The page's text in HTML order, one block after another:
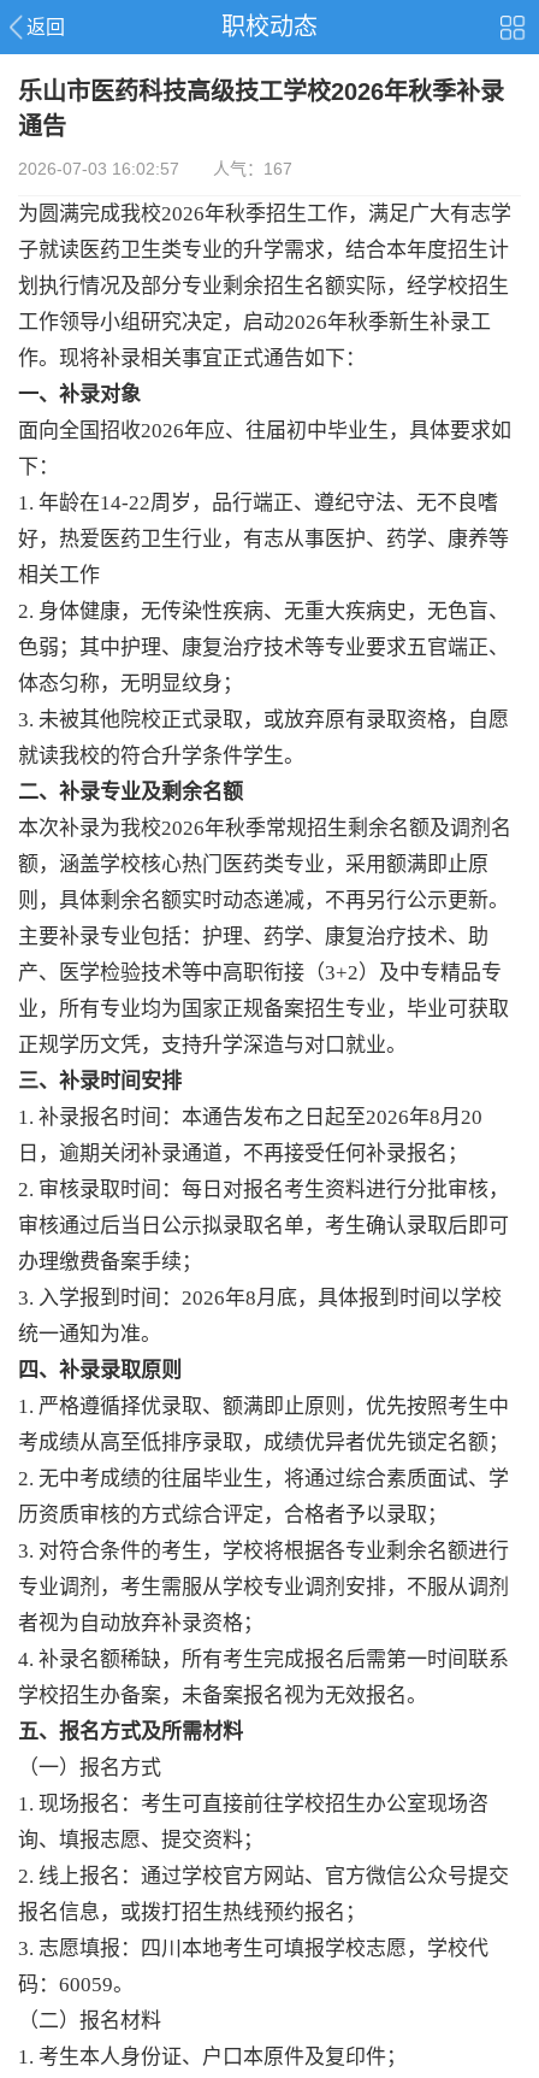
返回 职校动态
乐山市医药科技高级技工学校2026年秋季补录
通告
2026-07-03 16:02:57 人气：167
为圆满完成我校2026年秋季招生工作，满足广大有志学
子就读医药卫生类专业的升学需求，结合本年度招生计
划执行情况及部分专业剩余招生名额实际，经学校招生
工作领导小组研究决定，启动2026年秋季新生补录工
作。现将补录相关事宜正式通告如下：
一、补录对象
面向全国招收2026年应、往届初中毕业生，具体要求如
下：
1. 年龄在14-22周岁，品行端正、遵纪守法、无不良嗜
好，热爱医药卫生行业，有志从事医护、药学、康养等
相关工作
2. 身体健康，无传染性疾病、无重大疾病史，无色盲、
色弱；其中护理、康复治疗技术等专业要求五官端正、
体态匀称，无明显纹身；
3. 未被其他院校正式录取，或放弃原有录取资格，自愿
就读我校的符合升学条件学生。
二、补录专业及剩余名额
本次补录为我校2026年秋季常规招生剩余名额及调剂名
额，涵盖学校核心热门医药类专业，采用额满即止原
则，具体剩余名额实时动态递减，不再另行公示更新。
主要补录专业包括：护理、药学、康复治疗技术、助
产、医学检验技术等中高职衔接（3+2）及中专精品专
业，所有专业均为国家正规备案招生专业，毕业可获取
正规学历文凭，支持升学深造与对口就业。
三、补录时间安排
1. 补录报名时间：本通告发布之日起至2026年8月20
日，逾期关闭补录通道，不再接受任何补录报名；
2. 审核录取时间：每日对报名考生资料进行分批审核，
审核通过后当日公示拟录取名单，考生确认录取后即可
办理缴费备案手续；
3. 入学报到时间：2026年8月底，具体报到时间以学校
统一通知为准。
四、补录录取原则
1. 严格遵循择优录取、额满即止原则，优先按照考生中
考成绩从高至低排序录取，成绩优异者优先锁定名额；
2. 无中考成绩的往届毕业生，将通过综合素质面试、学
历资质审核的方式综合评定，合格者予以录取；
3. 对符合条件的考生，学校将根据各专业剩余名额进行
专业调剂，考生需服从学校专业调剂安排，不服从调剂
者视为自动放弃补录资格；
4. 补录名额稀缺，所有考生完成报名后需第一时间联系
学校招生办备案，未备案报名视为无效报名。
五、报名方式及所需材料
（一）报名方式
1. 现场报名：考生可直接前往学校招生办公室现场咨
询、填报志愿、提交资料；
2. 线上报名：通过学校官方网站、官方微信公众号提交
报名信息，或拨打招生热线预约报名；
3. 志愿填报：四川本地考生可填报学校志愿，学校代
码：60059。
（二）报名材料
1. 考生本人身份证、户口本原件及复印件；